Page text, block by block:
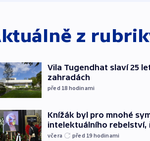
z
Vila Tugendhat slaví 25
zahradách
před 18 hodinami
Knížák byl pro mnohé
intelektuálního rebelství,
včera před 19 hodinami